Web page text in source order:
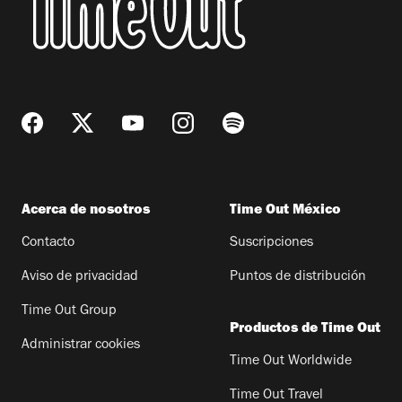
Acerca de nosotros
Contacto
Aviso de privacidad
Time Out Group
Administrar cookies
Time Out México
Suscripciones
Puntos de distribución
Productos de Time Out
Time Out Worldwide
Time Out Travel